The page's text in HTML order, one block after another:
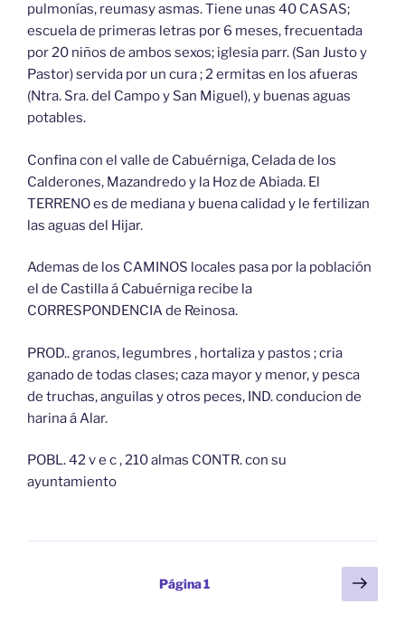
pulmonías, reumasy asmas. Tiene unas 40 CASAS;
escuela de primeras letras por 6 meses, frecuentada
por 20 niños de ambos sexos; iglesia parr. (San Justo y
Pastor) servida por un cura ; 2 ermitas en los afueras
(Ntra. Sra. del Campo y San Miguel), y buenas aguas
potables.
Confina con el valle de Cabuérniga, Celada de los
Calderones, Mazandredo y la Hoz de Abiada. El
TERRENO es de mediana y buena calidad y le fertilizan
las aguas del Hijar.
Ademas de los CAMINOS locales pasa por la población
el de Castilla á Cabuérniga recibe la
CORRESPONDENCIA de Reinosa.
PROD.. granos, legumbres , hortaliza y pastos ; cria
ganado de todas clases; caza mayor y menor, y pesca
de truchas, anguilas y otros peces, IND. conducion de
harina á Alar.
POBL. 42 v e c , 210 almas CONTR. con su
ayuntamiento
Página1